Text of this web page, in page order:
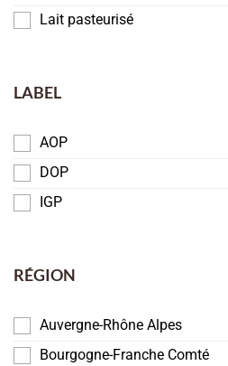
Lait pasteurisé
LABEL
AOP
DOP
IGP
RÉGION
Auvergne-Rhône Alpes
Bourgogne-Franche Comté